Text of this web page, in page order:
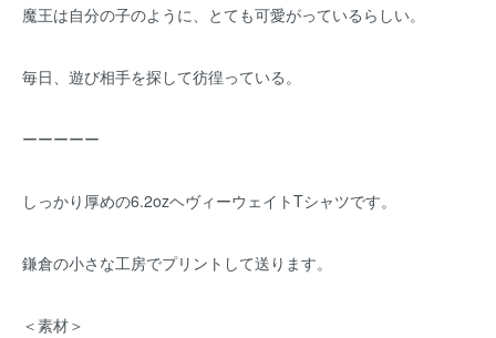
魔王は自分の子のように、とても可愛がっているらしい。
毎日、遊び相手を探して彷徨っている。
ーーーーー
しっかり厚めの6.2ozヘヴィーウェイトTシャツです。
鎌倉の小さな工房でプリントして送ります。
＜素材＞